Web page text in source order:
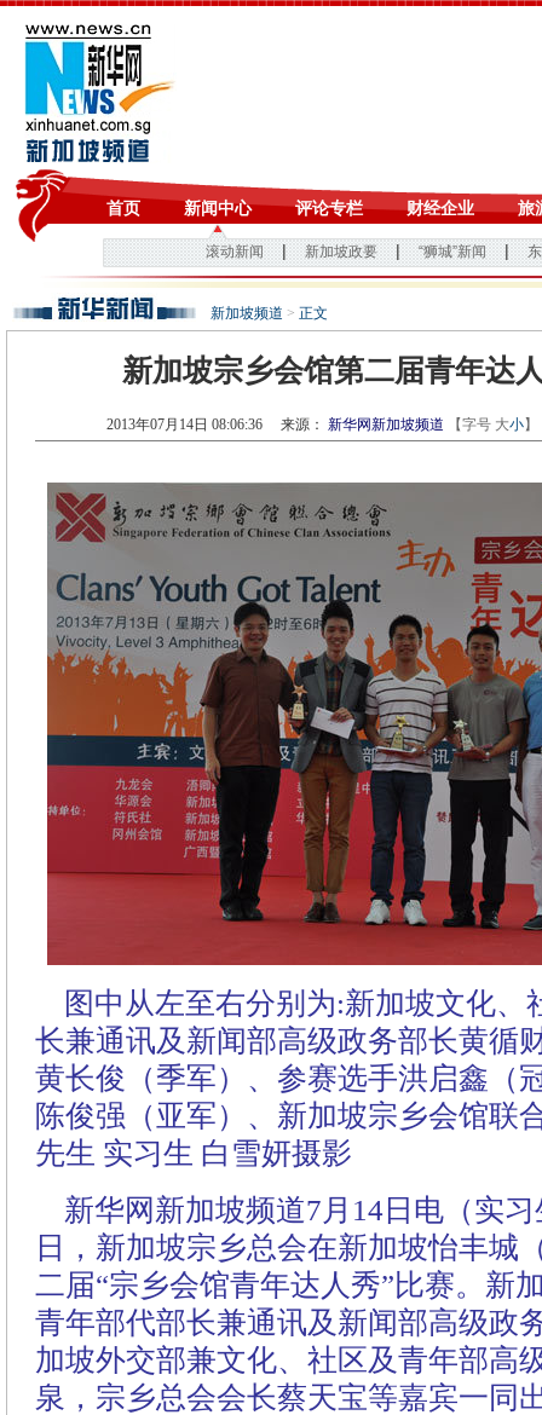
新加坡频道 > 正文
新加坡宗乡会馆第二届青年达
2013年07月14日 08:06:36 来源： 新华网新加坡频道 【字号 大小
图中从左至右分别为:新加坡文化、
长兼通讯及新闻部高级政务部长黄循
黄长俊（季军）、参赛选手洪启鑫（
陈俊强（亚军）、新加坡宗乡会馆联
先生 实习生 白雪妍摄影
新华网新加坡频道7月14日电（实习
日，新加坡宗乡总会在新加坡怡丰城
二届“宗乡会馆青年达人秀”比赛。新
青年部代部长兼通讯及新闻部高级政
加坡外交部兼文化、社区及青年部高
泉，宗乡总会会长蔡天宝等嘉宾一同